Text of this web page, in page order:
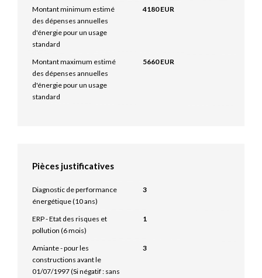
Montant minimum estimé
des dépenses annuelles
d'énergie pour un usage
standard
4180 EUR
Montant maximum estimé
des dépenses annuelles
d'énergie pour un usage
standard
5660 EUR
Pièces justificatives
Diagnostic de performance
énergétique (10 ans)
3
ERP - Etat des risques et
pollution (6 mois)
1
Amiante - pour les
constructions avant le
01/07/1997 (Si négatif : sans
3